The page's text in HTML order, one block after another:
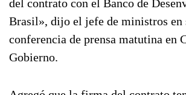
del contrato con el Banco de
Brasil», dijo el jefe de ministros en
conferencia de prensa matutina en
Gobierno.